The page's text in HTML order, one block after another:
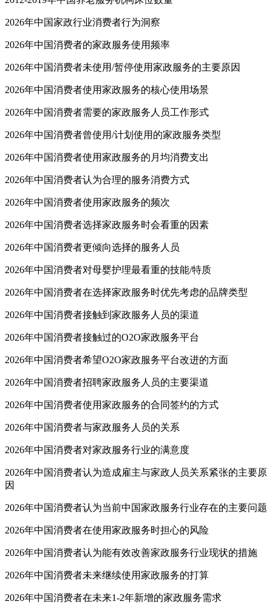
2026年中国家政行业消费者行为洞察
2026年中国消费者的家政服务使用频率
2026年中国消费者未使用/暂停使用家政服务的主要原因
2026年中国消费者使用家政服务的核心使用场景
2026年中国消费者需要的家政服务人员工作形式
2026年中国消费者曾使用/计划使用的家政服务类型
2026年中国消费者使用家政服务的月均消费支出
2026年中国消费者认为合理的服务消费方式
2026年中国消费者使用家政服务的频次
2026年中国消费者选择家政服务时会看重的因素
2026年中国消费者更倾向选择的服务人员
2026年中国消费者对母婴护理最看重的技能/特质
2026年中国消费者在选择家政服务时优先考虑的品牌类型
2026年中国消费者接触到家政服务人员的渠道
2026年中国消费者接触过的O2O家政服务平台
2026年中国消费者希望O2O家政服务平台改进的方面
2026年中国消费者招聘家政服务人员的主要渠道
2026年中国消费者使用家政服务的合同签约的方式
2026年中国消费者与家政服务人员的关系
2026年中国消费者对家政服务行业的满意度
2026年中国消费者认为造成雇主与家政人员关系紧张的主要原
因
2026年中国消费者认为当前中国家政服务行业存在的主要问题
2026年中国消费者在使用家政服务时担心的风险
2026年中国消费者认为能有效改善家政服务行业现状的措施
2026年中国消费者未来继续使用家政服务的打算
2026年中国消费者在未来1-2年新增的家政服务需求